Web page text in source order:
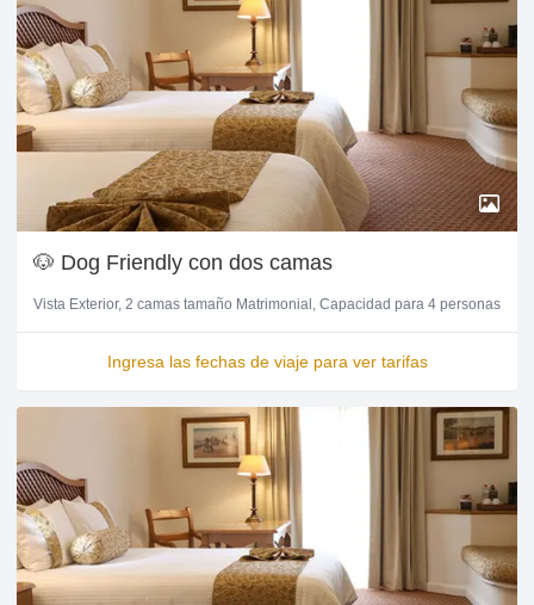
🐶 Dog Friendly con dos camas
Vista Exterior 2 camas tamaño Matrimonial Capacidad para 4 personas
Ingresa las fechas de viaje para ver tarifas